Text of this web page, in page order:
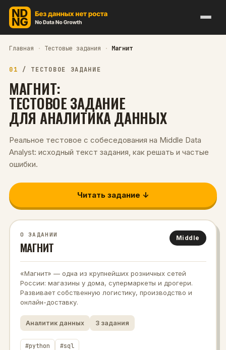
Главная · Тестовые задания · Магнит
01 / ТЕСТОВОЕ ЗАДАНИЕ
МАГНИТ:
ТЕСТОВОЕ ЗАДАНИЕ
ДЛЯ АНАЛИТИКА ДАННЫХ
Реальное тестовое с собеседования на Middle Data
Analyst: исходный текст задания, как решать и частые
ошибки.
Читать задание ↓
О ЗАДАНИИ
МАГНИТ
Middle
«Магнит» — одна из крупнейших розничных сетей
России: магазины у дома, супермаркеты и дрогери.
Развивает собственную логистику, производство и
онлайн-доставку.
Аналитик данных 3 задания
#python #sql